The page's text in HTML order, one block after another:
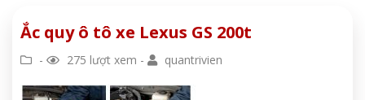
Ắc quy ô tô xe Lexus GS 200t
- 275 lượt xem - quantrivien